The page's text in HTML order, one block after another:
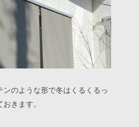
ンのような形で冬はくるくるっ
きます。